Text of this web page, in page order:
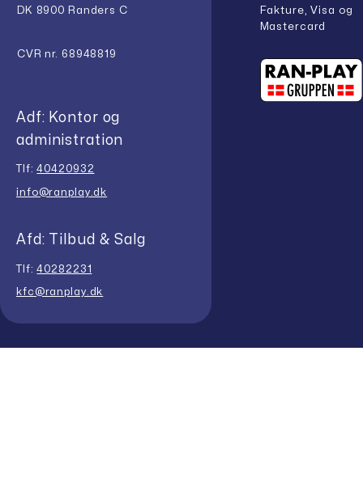
DK 8900 Randers C
CVR nr. 68948819
Adf: Kontor og
administration
Tlf:40420932
info@ranplay.dk
Afd: Tilbud & Salg
Tlf:40282231
kfc@ranplay.dk
Fakture, Visa og
Mastercard